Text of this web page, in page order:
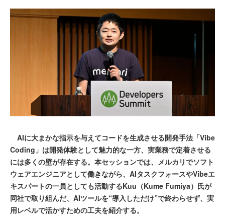
AIに大まかな指示を与えてコードを生成させる開発手法「Vibe
Coding」は開発体験として魅力的な一方、実業務で定着させる
には多くの壁が存在する。本セッションでは、メルカリでソフト
ウェアエンジニアとして働きながら、AIタスクフォースやVibeエ
キスパートの一員としても活動するKuu（Kume Fumiya）氏が
同社で取り組んだ、AIツールを“導入しただけ”で終わらせず、実
用レベルで活かすための工夫を紹介する。